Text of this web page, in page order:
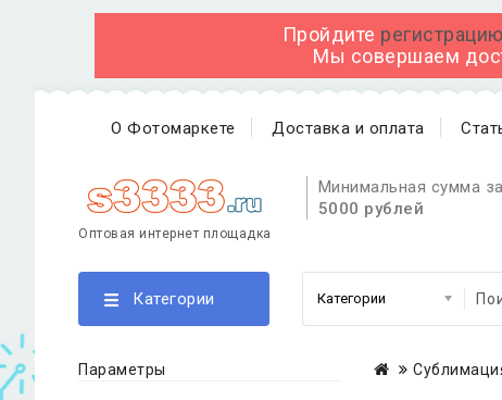
Пройдите
Мы совершаем
О Фотомаркете Доставка и оплата
Оптовая интернет площадка
Минимальная сумма
5000 рублей
Категории
Параметры